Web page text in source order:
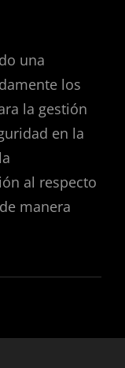
una
los
la gestión
en la
al respecto
manera